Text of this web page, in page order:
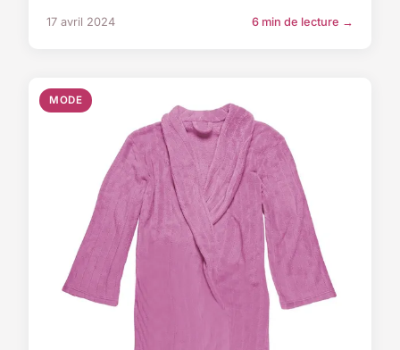
17 avril 2024 6 min de lecture →
MODE